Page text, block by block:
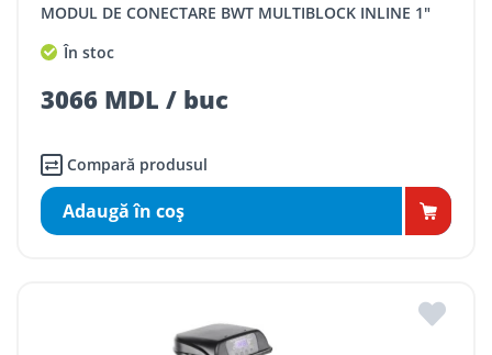
MODUL DE CONECTARE BWT MULTIBLOCK INLINE 1"
În stoc
3066 MDL / buc
Compară produsul
Adaugă în coş